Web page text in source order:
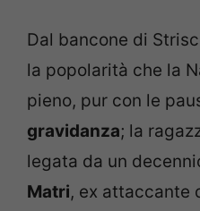
Dal bancone di
la popolarità che la
pieno, pur con le
gravidanza; la
legata da un
Matri, ex attaccante